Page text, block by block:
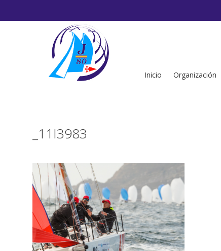
Inicio Organización
_11I3983